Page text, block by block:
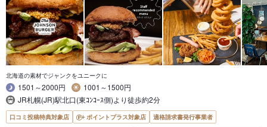
北海道の素材でジャンクをユニークに
1501～2000円
1001～1500円
JR札幌(JR)駅北口(東ｺﾝｺｰｽ側)より徒歩約2分
口コミ投稿特典対象店 ポイントプラス対象店 適格請求書発行事業者